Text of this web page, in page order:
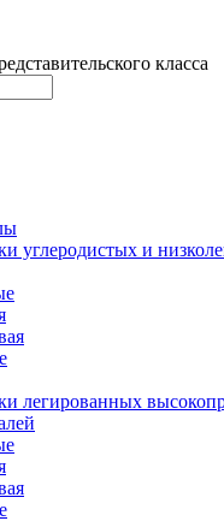
класса
углеродистых и
легированных